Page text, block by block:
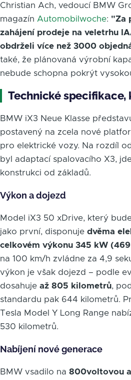
Christian Ach, vedoucí BMW
magazín Automobilwoche: "Za
zahájení prodeje na veletrhu
obdrželi více než 3000
také, že plánovaná výrobní
nebude schopna pokrýt
Technické specifikace,
BMW iX3 Neue Klasse
postavený na zcela nové
pro elektrické vozy. Na rozdíl
byl adaptací spalovacího X3,
konstrukci od základů.
Výkon a dojezd
Model iX3 50 xDrive, který
jako první, disponuje dvěma
celkovém výkonu 345 kW
na 100 km/h zvládne za 4,9
výkon je však dojezd – podle
dosahuje až 805 kilometrů,
standardu pak 644 kilometrů.
Tesla Model Y Long Range
530 kilometrů.
Nabíjení nové generace
BMW vsadilo na 800voltovou